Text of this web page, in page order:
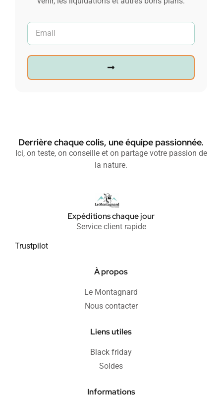
Derrière chaque colis, une équipe passionnée.
Ici, on teste, on conseille et on partage votre passion de
la nature.
Expéditions chaque jour
Service client rapide
Trustpilot
À propos
Le Montagnard
Nous contacter
Liens utiles
Black friday
Soldes
Informations